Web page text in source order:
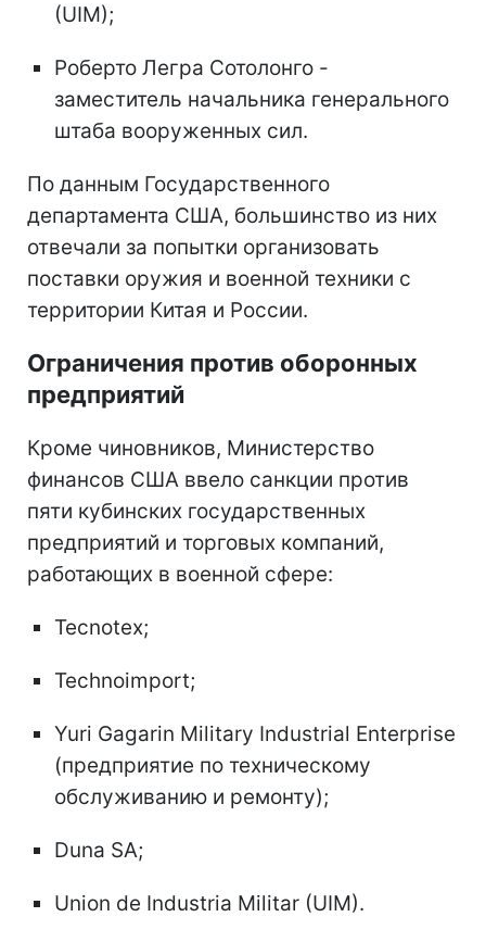
(UIM);
Роберто Легра Сотолонго -
заместитель начальника генерального
штаба вооруженных сил.
По данным Государственного
департамента США, большинство из них
отвечали за попытки организовать
поставки оружия и военной техники с
территории Китая и России.
Ограничения против оборонных
предприятий
Кроме чиновников, Министерство
финансов США ввело санкции против
пяти кубинских государственных
предприятий и торговых компаний,
работающих в военной сфере:
Tecnotex;
Technoimport;
Yuri Gagarin Military Industrial Enterprise
(предприятие по техническому
обслуживанию и ремонту);
Duna SA;
Union de Industria Militar (UIM).